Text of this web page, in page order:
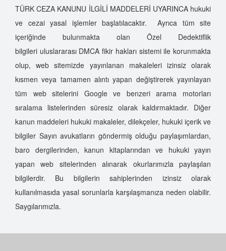
TÜRK CEZA KANUNU İLGİLİ MADDELERİ UYARINCA hukuki
ve cezai yasal işlemler başlatılacaktır. Ayrıca tüm site
içeriğinde bulunmakta olan Özel Dedektiflik
bilgileri uluslararası DMCA fikir hakları sistemi ile korunmakta
olup, web sitemizde yayınlanan makaleleri izinsiz olarak
kısmen veya tamamen alıntı yapan değiştirerek yayınlayan
tüm web sitelerini Google ve benzeri arama motorları
sıralama listelerinden süresiz olarak kaldırmaktadır. Diğer
kanun maddeleri hukuki makaleler, dilekçeler, hukuki içerik ve
bilgiler Sayın avukatların göndermiş olduğu paylaşımlardan,
baro dergilerinden, kanun kitaplarından ve hukuki yayın
yapan web sitelerinden alınarak okurlarımızla paylaşılan
bilgilerdir. Bu bilgilerin sahiplerinden izinsiz olarak
kullanılmasıda yasal sorunlarla karşılaşmanıza neden olabilir.
Saygılarımızla.